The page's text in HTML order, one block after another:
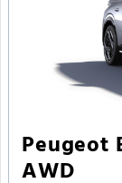
Peugeot
AWD